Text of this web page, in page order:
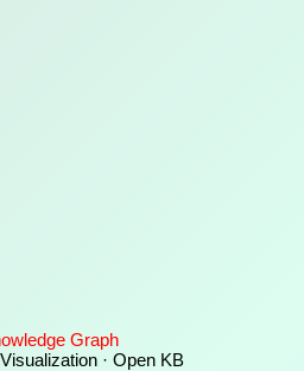
Graph
· Open KB